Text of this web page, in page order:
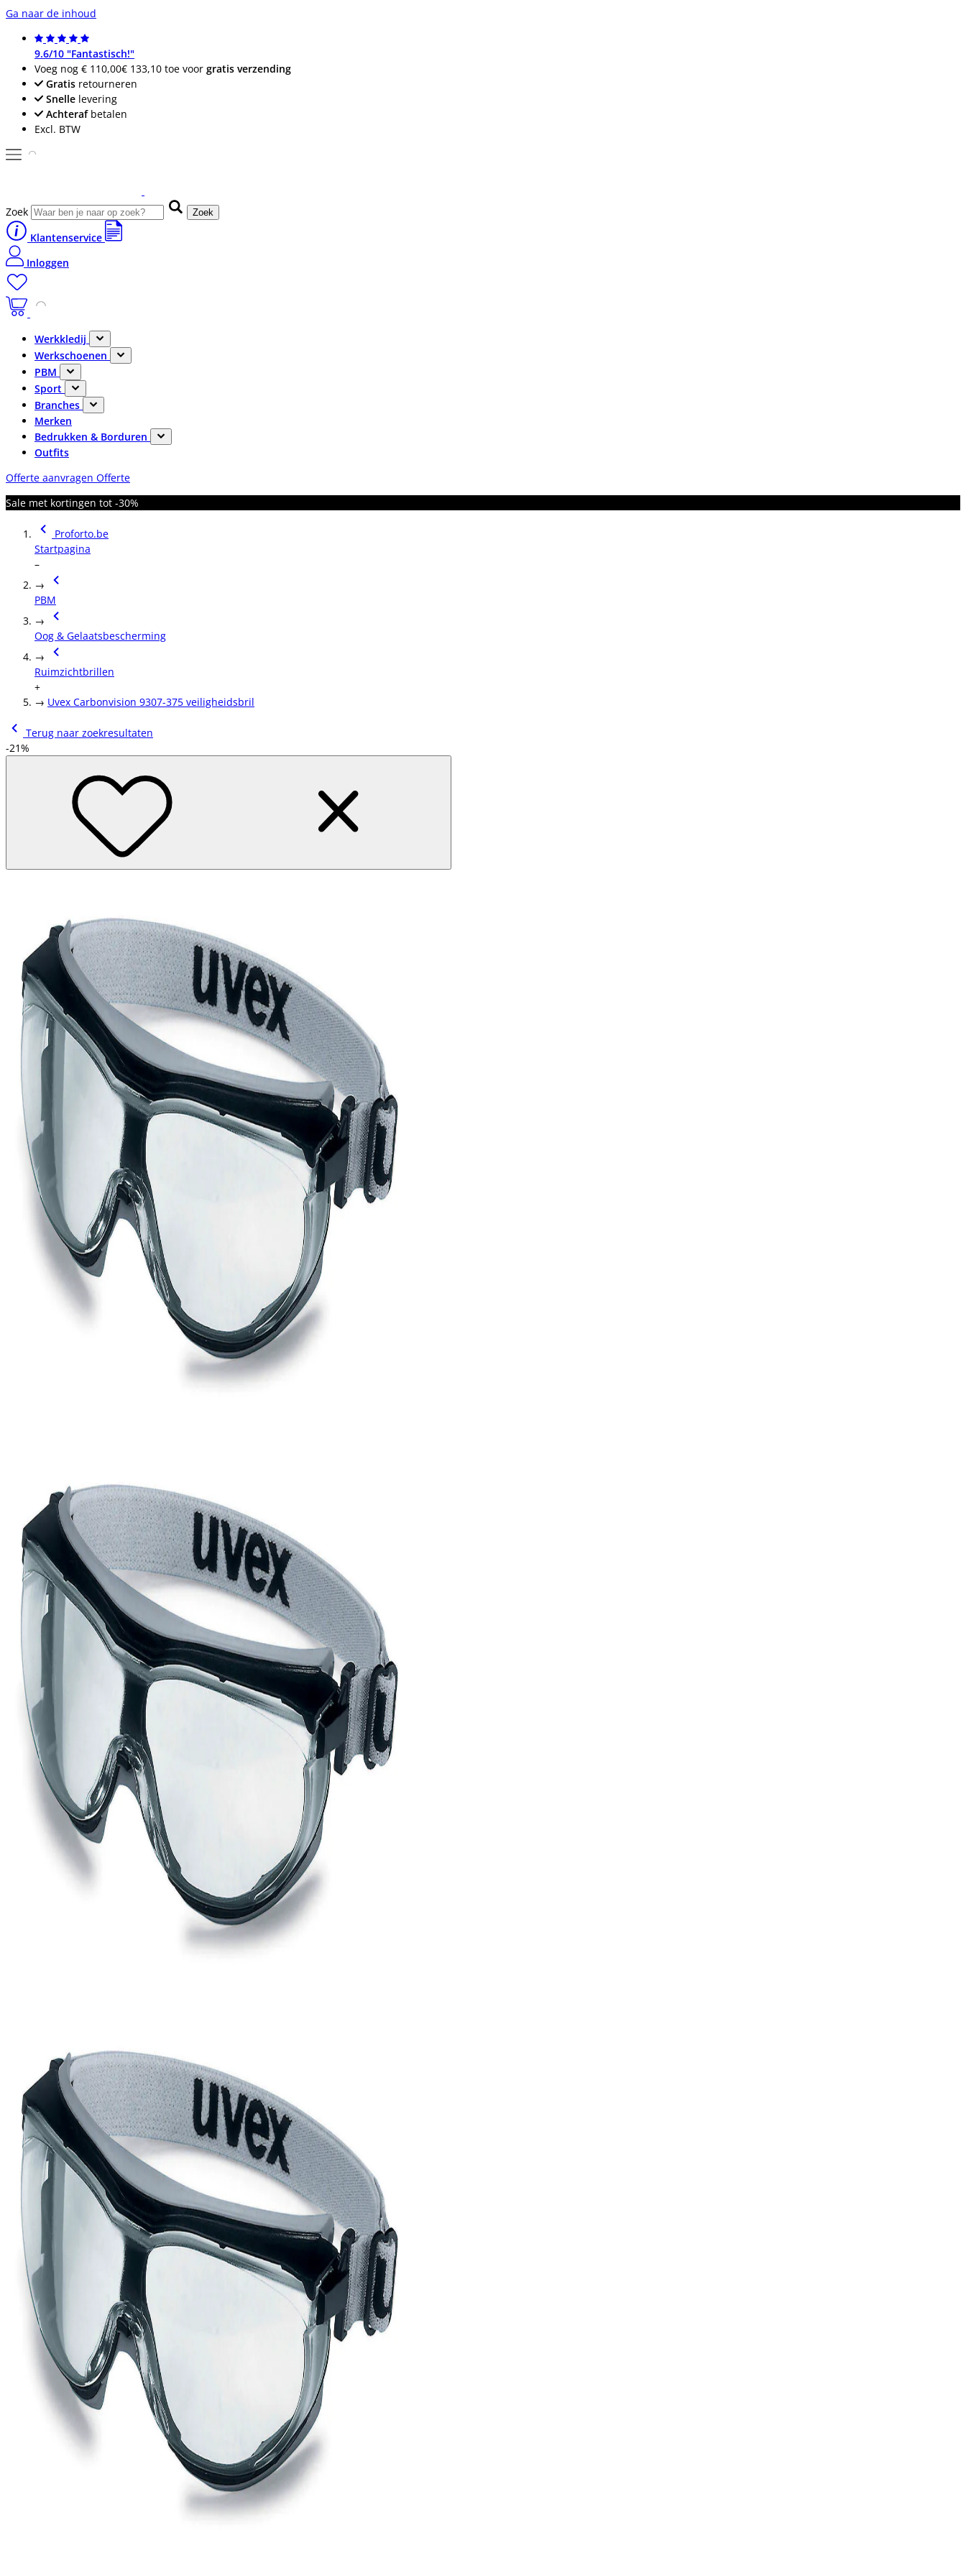
Ga naar de inhoud
9.6/10 "Fantastisch!"
Voeg nog € 110,00€ 133,10 toe voor gratis verzending
Gratis retourneren
Snelle levering
Achterafbetalen
Excl. BTW
Zoek Zoek
Klantenservice
Inloggen
Werkkledij
Werkschoenen
PBM
Sport
Branches
Merken
Bedrukken & Borduren
Outfits
Offerte aanvragen Offerte
Sale met kortingen tot -30%
Proforto.be
Startpagina
–
→
PBM
→
Oog & Gelaatsbescherming
→
Ruimzichtbrillen
+
→ Uvex Carbonvision 9307-375 veiligheidsbril
Terug naar zoekresultaten
-21%